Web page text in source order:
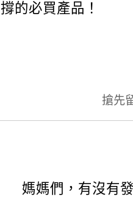
撐的必買產品！
搶先
媽媽們，有沒有